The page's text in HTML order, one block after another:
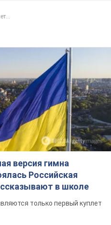
версия гимна
Российская
в школе
только первый куплет